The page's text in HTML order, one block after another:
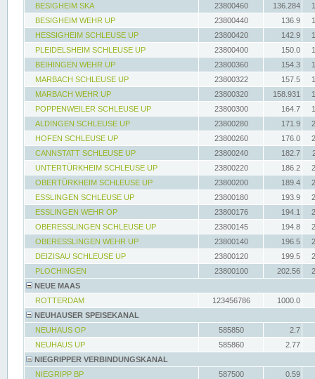
BESIGHEIM SKA
23800460 136.284
BESIGHEIM WEHR UP
23800440 136.9
HESSIGHEIM SCHLEUSE UP
23800420 142.9
PLEIDELSHEIM SCHLEUSE UP
23800400 150.0
BEIHINGEN WEHR UP
23800360 154.3
MARBACH SCHLEUSE UP
23800322 157.5
MARBACH WEHR UP
23800320 158.931
POPPENWEILER SCHLEUSE UP
23800300 164.7
ALDINGEN SCHLEUSE UP
23800280 171.9
HOFEN SCHLEUSE UP
23800260 176.0
CANNSTATT SCHLEUSE UP
23800240 182.7
UNTERTÜRKHEIM SCHLEUSE UP
23800220 186.2
OBERTÜRKHEIM SCHLEUSE UP
23800200 189.4
ESSLINGEN SCHLEUSE UP
23800180 193.9
ESSLINGEN WEHR OP
23800176 194.1
OBERESSLINGEN SCHLEUSE UP
23800145 194.8
OBERESSLINGEN WEHR UP
23800140 196.5
DEIZISAU SCHLEUSE UP
23800120 199.5
PLOCHINGEN
23800100 202.56
NEUE MAAS
ROTTERDAM
123456786
1000.0
NEUHAUSER SPEISEKANAL
NEUHAUS OP
585850
2.7
NEUHAUS UP
585860
2.77
NIEGRIPPER VERBINDUNGSKANAL
NIEGRIPP BP
587500
0.59